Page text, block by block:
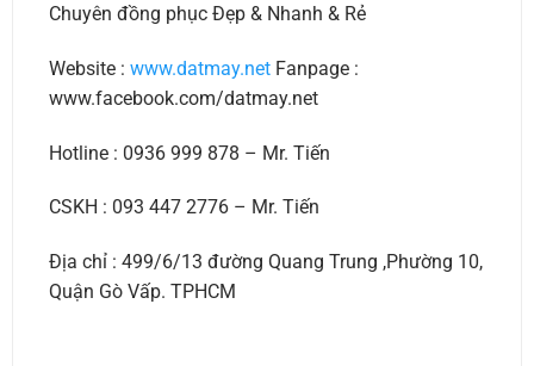
Chuyên đồng phục Đẹp & Nhanh & Rẻ
Website : www.datmay.netFanpage :
www.facebook.com/datmay.net
Hotline : 0936 999 878 – Mr. Tiến
CSKH : 093 447 2776 – Mr. Tiến
Địa chỉ : 499/6/13 đường Quang Trung ,Phường 10,
Quận Gò Vấp. TPHCM